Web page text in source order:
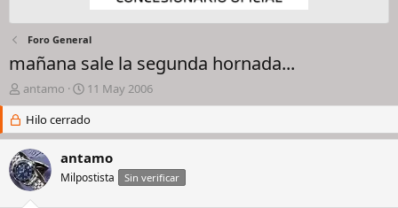
Foro General
mañana sale la segunda hornada...
I
n
c
i
a
d
o
antamo
F
e
c
h
d
e
11 May 2006
Hilo cerrado
antamo
Milpostista Sin verificar